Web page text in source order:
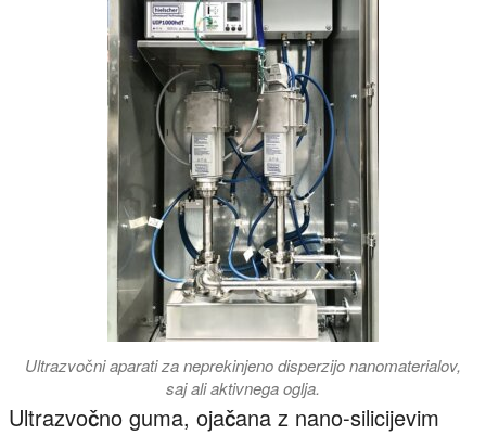
Ultrazvočni aparati za neprekinjeno disperzijo nanomaterialov,
saj ali aktivnega oglja.
Ultrazvočno guma, ojačana z nano-silicijevim